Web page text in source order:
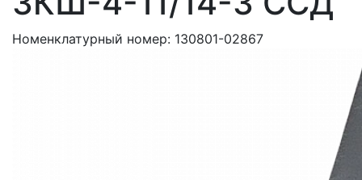
Номенклатурный номер: 130801-02867